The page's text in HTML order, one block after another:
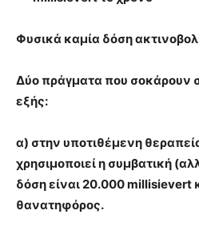
Φυσικά καμία δόση
Δύο πράγματα που σοκάρουν
εξής:
α) στην υποτιθέμενη
χρησιμοποιεί η συμβατική
δόση είναι 20.000 millisievert
θανατηφόρος.